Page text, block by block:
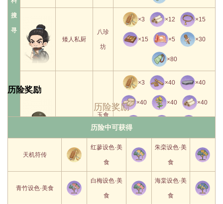
10 10
①在美食连连拼中，
完美摆盘时有100%
概率额外获得1个美
味铜匣。
②随等级提升，触发
技能的概率提升。
技能等级 触发概率
1
2 60%
65%
70%
80%
90%
搜
寻
矮人私厨
八珍
坊
×3 ×12 ×15
×15 ×5 ×30
×80
玉食
斋
×3 ×40 ×40
×40 ×40 ×40
佛
必吃 ×240 ×20 ×20
历险奖励
历险奖励
历险中可获得
天机符传
红蓼设色·美
食
朱栾设色·美
食
青竹设色·美食
白梅设色·美
食
海棠设色·美
食